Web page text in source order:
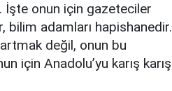
İşte onun için gazeteciler
bilim adamları hapishanedir.
değil, onun bu
için Anadolu’yu karış karış